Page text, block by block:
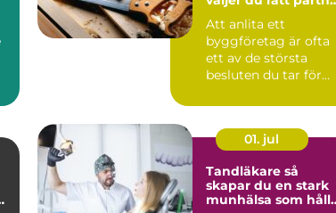
Att anlita ett
byggföretag är ofta
ett av de största
besluten du tar för
01. jul
Tandläkare så
skapar du en stark
munhälsa som